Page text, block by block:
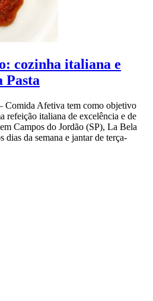
cozinha italiana e
Pasta
Comida Afetiva tem como objetivo
refeição italiana de excelência e de
Campos do Jordão (SP), La Bela
dias da semana e jantar de terça-